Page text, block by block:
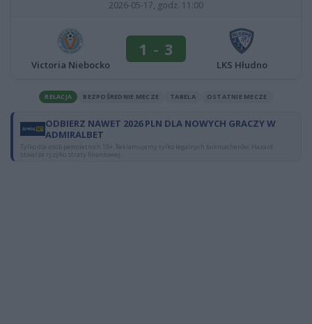
2026-05-17, godz. 11:00
Victoria Niebocko
1 - 3
LKS Hłudno
RELACJA BEZPOŚREDNIE MECZE TABELA OSTATNIE MECZE
ODBIERZ NAWET 2026 PLN DLA NOWYCH GRACZY W
ADMIRALBET
Tylko dla osób pełnoletnich 18+. Reklamujemy tylko legalnych bukmacherów. Hazard
stwarza ryzyko straty finansowej.